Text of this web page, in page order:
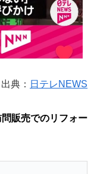
出典： 日テレNEWS
販売でのリフォー